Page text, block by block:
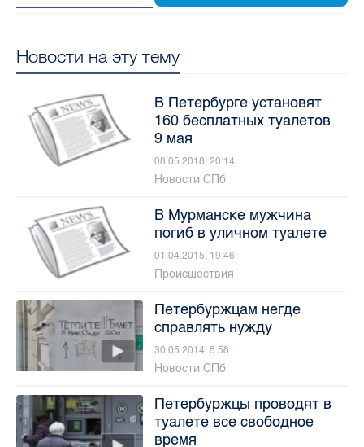
Новости на эту тему
В Петербурге установят
160 бесплатных туалетов
9 мая
08.05.2018, 20:14
Новости СПб
В Мурманске мужчина
погиб в уличном туалете
01.04.2015, 19:46
Происшествия
Петербуржцам негде
справлять нужду
30.05.2014, 8:58
Новости СПб
Петербуржцы проводят в
туалете все свободное
время